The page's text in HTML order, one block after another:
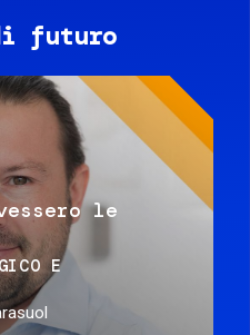
futuro
le
E